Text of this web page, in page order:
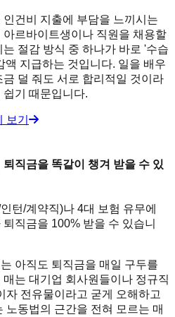
건비 지출에 부담을 느끼시는
르바이트생이나 직원을 채용할
절감 방식 중 하나가 바로 '수습
액 지급하는 것입니다. 일을 배우
덜 줘도 서로 합리적일 것이라
쉽기 때문입니다.
보기
직금을 똑같이 챙겨 받을 수 있
턴/계약직)나 4대 보험 유무에
직금을 100% 받을 수 있습니
아직도 퇴직금을 매일 구두를
는 대기업 회사원들이나 정규직
자 전유물이라고 굳게 오해하고
노동법의 근간을 전혀 모르는 매